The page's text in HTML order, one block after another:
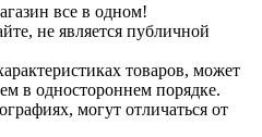
все в одном!
не является публичной
товаров, может
в одностороннем порядке.
могут отличаться от